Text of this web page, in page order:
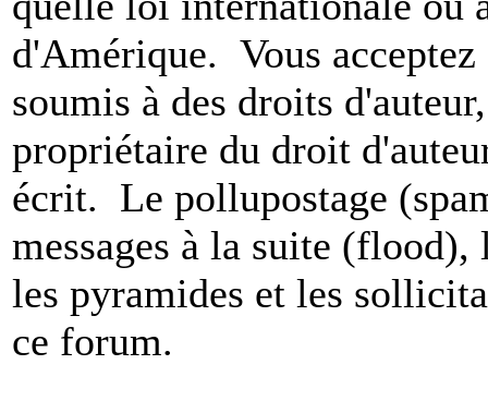
d'Amérique. Vous
soumis à des droits
propriétaire du droit
écrit. Le pollupostage
messages à la suite
les pyramides et les
ce forum.